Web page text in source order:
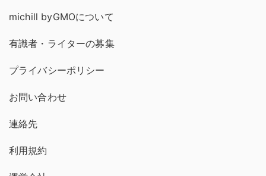
michill byGMOについて
有識者・ライターの募集
プライバシーポリシー
お問い合わせ
連絡先
利用規約